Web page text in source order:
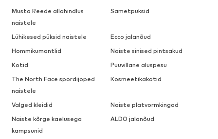
Musta Reede allahindlus
naistele
Sametpüksid
Lühikesed püksid naistele
Ecco jalanõud
Hommikumantlid
Naiste sinised pintsakud
Kotid
Puuvillane aluspesu
The North Face spordijoped
naistele
Kosmeetikakotid
Valged kleidid
Naiste platvormkingad
Naiste kõrge kaelusega
kampsunid
ALDO jalanõud